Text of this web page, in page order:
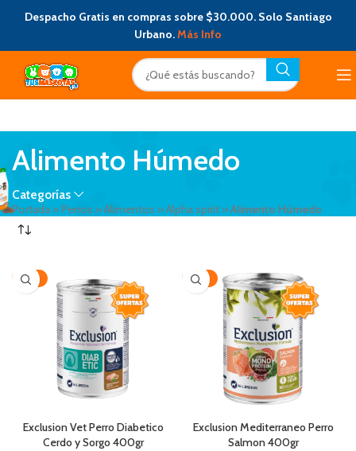
Despacho Gratis en compras sobre $30.000. Solo Santiago
Urbano.Más Info
Alimento Húmedo
Categorías
Portada »Perros »Alimentos »Alpha spirit »Alimento Húmedo
-24%
Exclusion Vet Perro Diabetico
Cerdo y Sorgo 400gr
-23%
Exclusion Mediterraneo Perro
Salmon 400gr